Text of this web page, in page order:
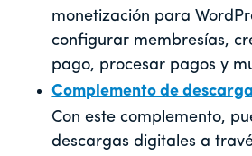
monetización para
configurar membresías,
pago, procesar pagos y
Complemento de
Con este complemento,
descargas digitales a